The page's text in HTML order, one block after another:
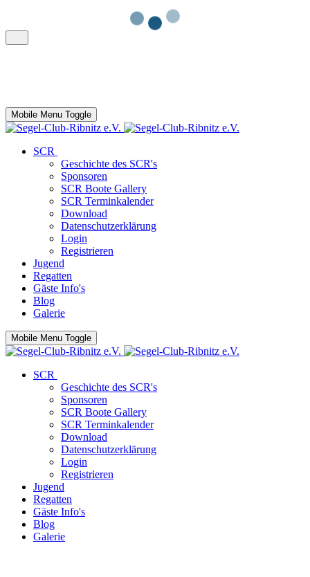
Mobile Menu Toggle
SCR
Geschichte des SCR's
Sponsoren
SCR Boote Gallery
SCR Terminkalender
Download
Datenschutzerklärung
Login
Registrieren
Jugend
Regatten
Gäste Info's
Blog
Galerie
Mobile Menu Toggle
SCR
Geschichte des SCR's
Sponsoren
SCR Boote Gallery
SCR Terminkalender
Download
Datenschutzerklärung
Login
Registrieren
Jugend
Regatten
Gäste Info's
Blog
Galerie